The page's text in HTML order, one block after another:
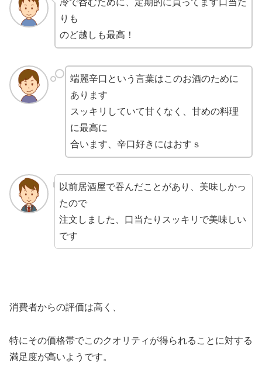
りも
のど越しも最高！
端麗辛口という言葉はこのお酒のために
あります
スッキリしていて甘くなく、甘めの料理
に最高に
合います、辛口好きにはおすｓ
以前居酒屋で吞んだことがあり、美味しかっ
たので
注文しました、口当たりスッキリで美味しい
です
消費者からの評価は高く、
特にその価格帯でこのクオリティが得られることに対する
満足度が高いようです。